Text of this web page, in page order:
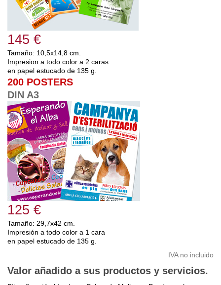
145 €
Tamaño: 10,5x14,8 cm.
Impresion a todo color a 2 caras
en papel estucado de 135 g.
200 POSTERS
DIN A3
125 €
Tamaño: 29,7x42 cm.
Impresión a todo color a 1 cara
en papel estucado de 135 g.
IVA no incluido
Valor añadido a sus productos y servicios.